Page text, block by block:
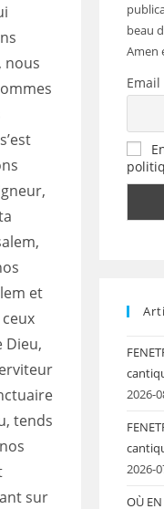
nous
et
tends
sur
beau
Amen
Email
2026-
2026-
OÙ